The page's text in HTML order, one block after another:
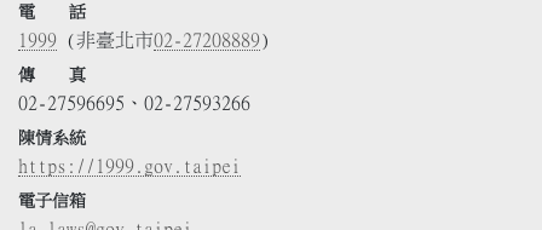
電 話
1999 (非臺北市02-27208889)
傳 真
02-27596695、02-27593266
陳情系統
https://1999.gov.taipei
電子信箱